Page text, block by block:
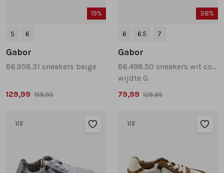
19%
5 6
Gabor
86.958.31 sneakers beige
129,99 159,95
38%
6 6.5 7
Gabor
86.498.50 sneakers wit combinatie
wijdte G
79,99 129,95
1 /2 1 /2